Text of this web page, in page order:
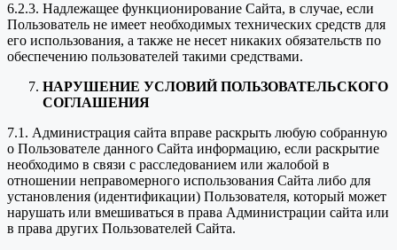
6.2.3. Надлежащее функционирование Сайта, в случае, если
Пользователь не имеет необходимых технических средств для
его использования, а также не несет никаких обязательств по
обеспечению пользователей такими средствами.
НАРУШЕНИЕ УСЛОВИЙ ПОЛЬЗОВАТЕЛЬСКОГО
СОГЛАШЕНИЯ
7.1. Администрация сайта вправе раскрыть любую собранную
о Пользователе данного Сайта информацию, если раскрытие
необходимо в связи с расследованием или жалобой в
отношении неправомерного использования Сайта либо для
установления (идентификации) Пользователя, который может
нарушать или вмешиваться в права Администрации сайта или
в права других Пользователей Сайта.